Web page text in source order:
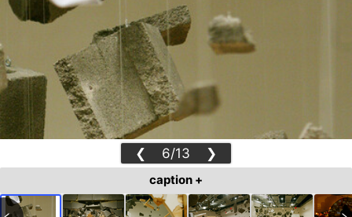
❮ 6/13 ❯
caption +